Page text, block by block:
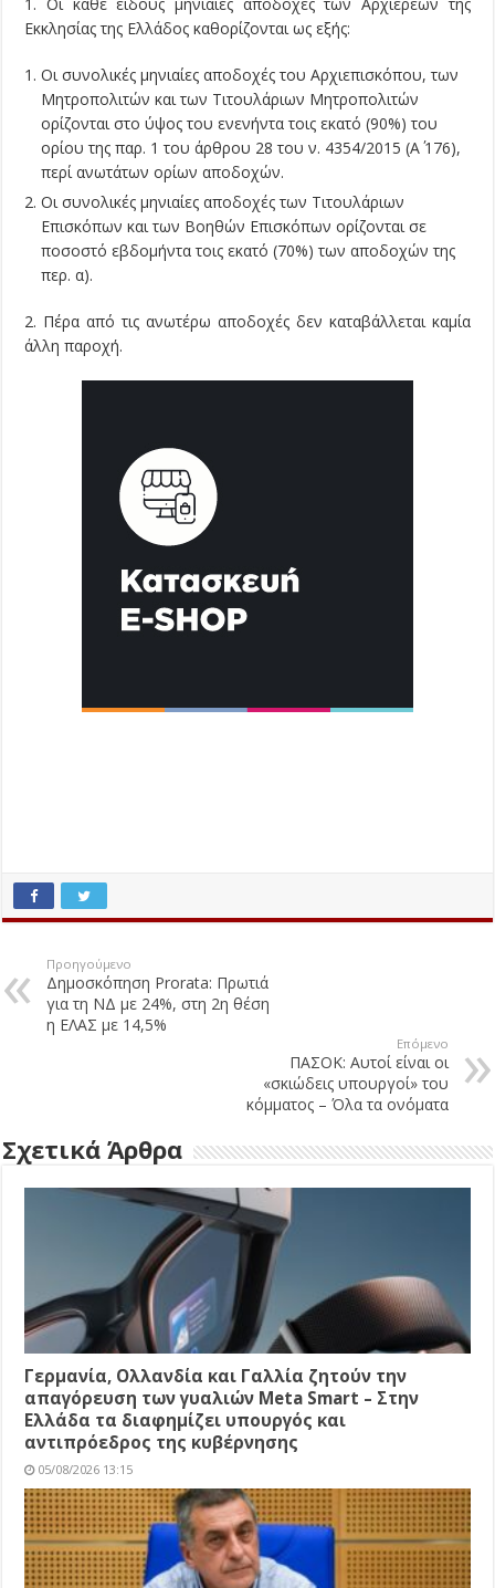
1. Οι κάθε είδους μηνιαίες αποδοχές των Αρχιερέων της
Εκκλησίας της Ελλάδος καθορίζονται ως εξής:
Οι συνολικές μηνιαίες αποδοχές του Αρχιεπισκόπου, των
Μητροπολιτών και των Τιτουλάριων Μητροπολιτών
ορίζονται στο ύψος του ενενήντα τοις εκατό (90%) του
ορίου της παρ. 1 του άρθρου 28 του ν. 4354/2015 (Α΄ 176),
περί ανωτάτων ορίων αποδοχών.
Οι συνολικές μηνιαίες αποδοχές των Τιτουλάριων
Επισκόπων και των Βοηθών Επισκόπων ορίζονται σε
ποσοστό εβδομήντα τοις εκατό (70%) των αποδοχών της
περ. α).
2. Πέρα από τις ανωτέρω αποδοχές δεν καταβάλλεται καμία
άλλη παροχή.
Προηγούμενο
Δημοσκόπηση Prorata: Πρωτιά
για τη ΝΔ με 24%, στη 2η θέση
η ΕΛΑΣ με 14,5%
Επόμενο
ΠΑΣΟΚ: Αυτοί είναι οι
«σκιώδεις υπουργοί» του
κόμματος – Όλα τα ονόματα
Σχετικά Άρθρα
Γερμανία, Ολλανδία και Γαλλία ζητούν την
απαγόρευση των γυαλιών Meta Smart – Στην
Ελλάδα τα διαφημίζει υπουργός και
αντιπρόεδρος της κυβέρνησης
05/08/2026 13:15